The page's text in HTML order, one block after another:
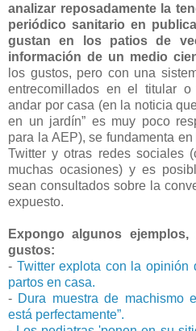
analizar reposadamente la
periódico sanitario en
gustan en los patios de
información de un medio
los gustos, pero con una
entrecomillados en el titular
andar por casa (en la noticia
en un jardín” es muy poco
para la AEP), se fundamenta
Twitter y otras redes sociales
muchas ocasiones) y es
sean consultados sobre la
expuesto.
Expongo algunos
gustos:
- Twitter explota con la opinión
partos en casa.
- Dura muestra de machismo
está perfectamente”.